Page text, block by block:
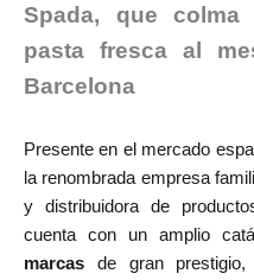
Spada, que
pasta fresca al
Barcelona
Presente en el mercado
la renombrada empresa
y distribuidora de
cuenta con un amplio
marcas de gran